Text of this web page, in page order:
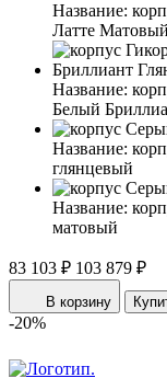
Название:
Латте Матовый
Название:
Белый
Название:
глянцевый
Название:
матовый
83 103 ₽ 103 879 ₽
В корзину
-20%